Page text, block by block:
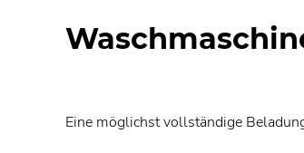
Eine möglichst vollständige